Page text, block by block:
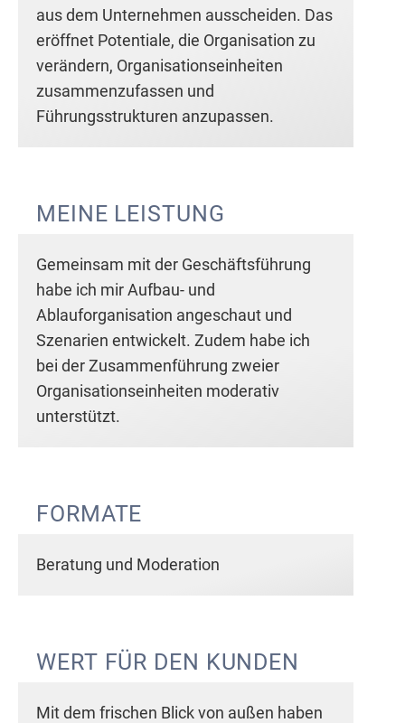
aus dem Unternehmen ausscheiden. Das
eröffnet Potentiale, die Organisation zu
verändern, Organisationseinheiten
zusammenzufassen und
Führungsstrukturen anzupassen.
MEINE LEISTUNG
Gemeinsam mit der Geschäftsführung
habe ich mir Aufbau- und
Ablauforganisation angeschaut und
Szenarien entwickelt. Zudem habe ich
bei der Zusammenführung zweier
Organisationseinheiten moderativ
unterstützt.
FORMATE
Beratung und Moderation
WERT FÜR DEN KUNDEN
Mit dem frischen Blick von außen haben